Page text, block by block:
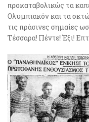
προκαταβολικώς τα
Ολυμπιακόν και τα
τις πράσινες σημαίες
Τέσσαρα! Πέντε! Έξι!